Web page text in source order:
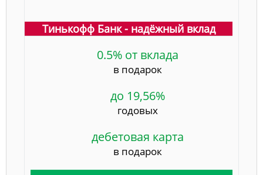
Тинькофф Банк - надёжный вклад
0.5% от вклада
в подарок
до 19,56%
годовых
дебетовая карта
в подарок